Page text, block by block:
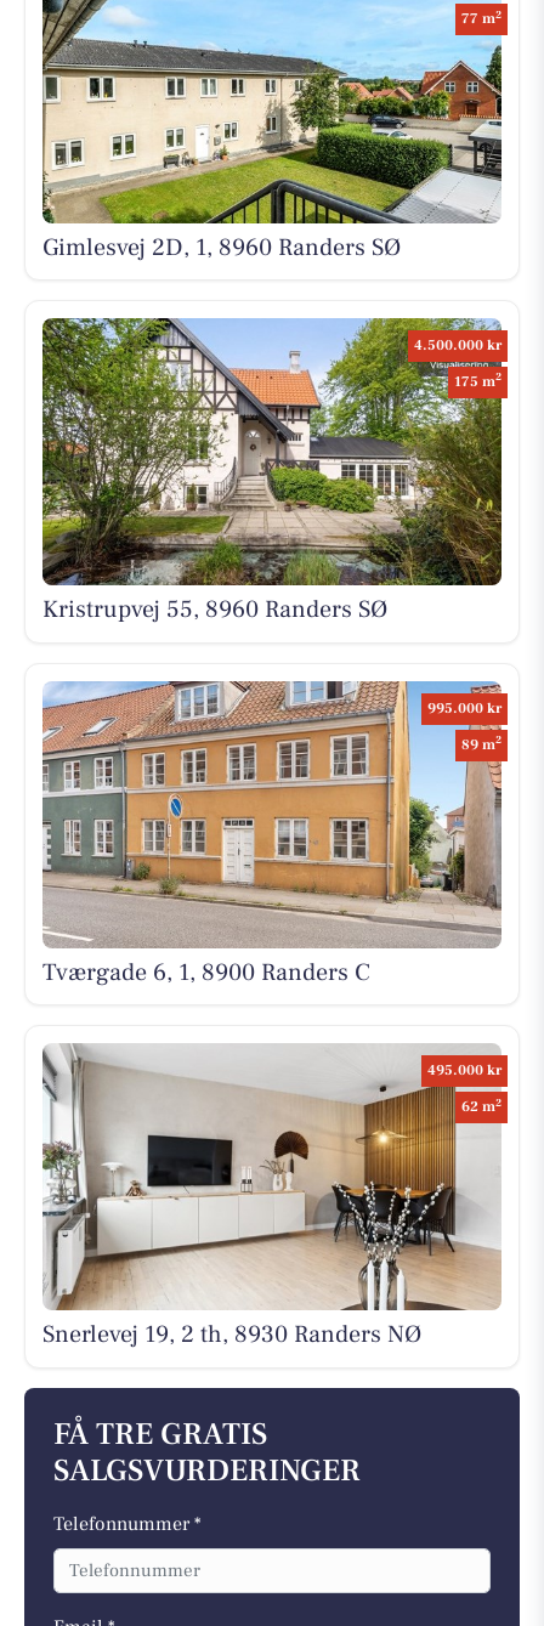
77 m2
Gimlesvej 2D, 1, 8960 Randers SØ
4.500.000 kr
175 m2
Kristrupvej 55, 8960 Randers SØ
995.000 kr
89 m2
Tværgade 6, 1, 8900 Randers C
495.000 kr
62 m2
Snerlevej 19, 2 th, 8930 Randers NØ
FÅ TRE GRATIS
SALGSVURDERINGER
Telefonnummer *